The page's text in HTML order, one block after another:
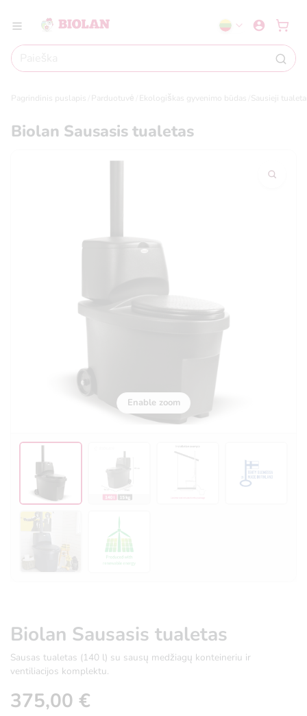
Pagrindinis puslapis Parduotuvė Ekologiškas gyvenimo būdas Sausieji
Biolan Sausasis tualetas
Enable zoom
Biolan Sausasis tualetas
Sausas tualetas (140 l) su sausų medžiagų konteineriu ir
ventiliacijos komplektu.
375,00 €